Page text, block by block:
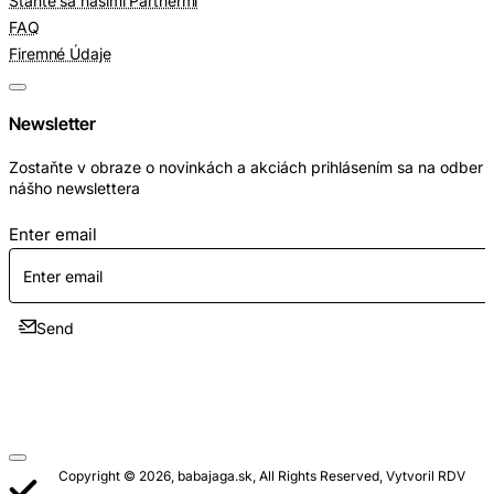
FAQ
Firemné Údaje
Newsletter
Zostaňte v obraze o novinkách a akciách prihlásením sa na odber
nášho newslettera
Enter email
Send
Copyright © 2026, babajaga.sk, All Rights Reserved, Vytvoril RDV